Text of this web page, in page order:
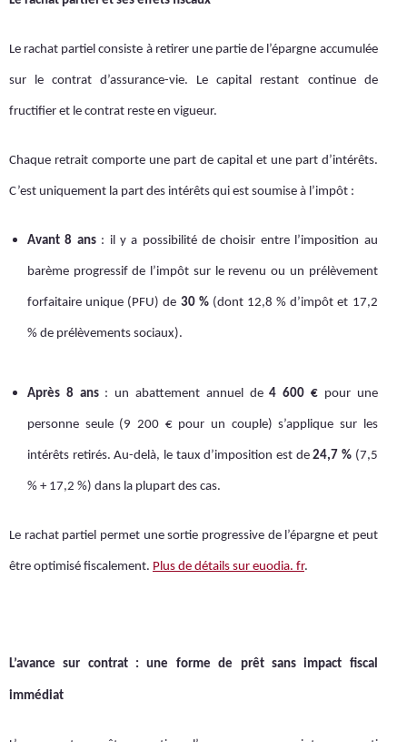
Le rachat partiel consiste à retirer une partie de l’épargne accumulée
sur le contrat d’assurance-vie. Le capital restant continue de
fructifier et le contrat reste en vigueur.
Chaque retrait comporte une part de capital et une part d’intérêts.
C’est uniquement la part des intérêts qui est soumise à l’impôt :
Avant 8 ans: il y a possibilité de choisir entre l’imposition au
barème progressif de l’impôt sur le revenu ou un prélèvement
forfaitaire unique (PFU) de 30 %(dont 12,8 % d’impôt et 17,2
% de prélèvements sociaux).
Après 8 ans: un abattement annuel de4 600 € pour une
personne seule (9 200 € pour un couple) s’applique sur les
intérêts retirés. Au-delà, le taux d’imposition est de24,7 %(7,5
% + 17,2 %) dans la plupart des cas.
Le rachat partiel permet une sortie progressive de l’épargne et peut
être optimisé fiscalement. Plus de détails sur euodia. fr.
L’avance sur contrat : une forme de prêt sans impact fiscal
immédiat